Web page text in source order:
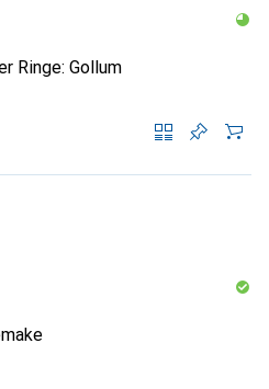
Ringe: Gollum